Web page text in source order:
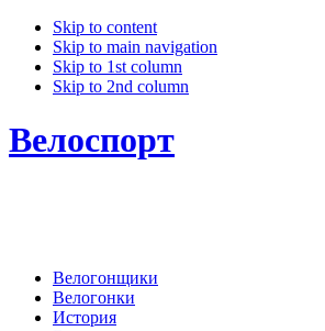
Skip to content
Skip to main navigation
Skip to 1st column
Skip to 2nd column
Велоспорт
Велогонщики
Велогонки
История